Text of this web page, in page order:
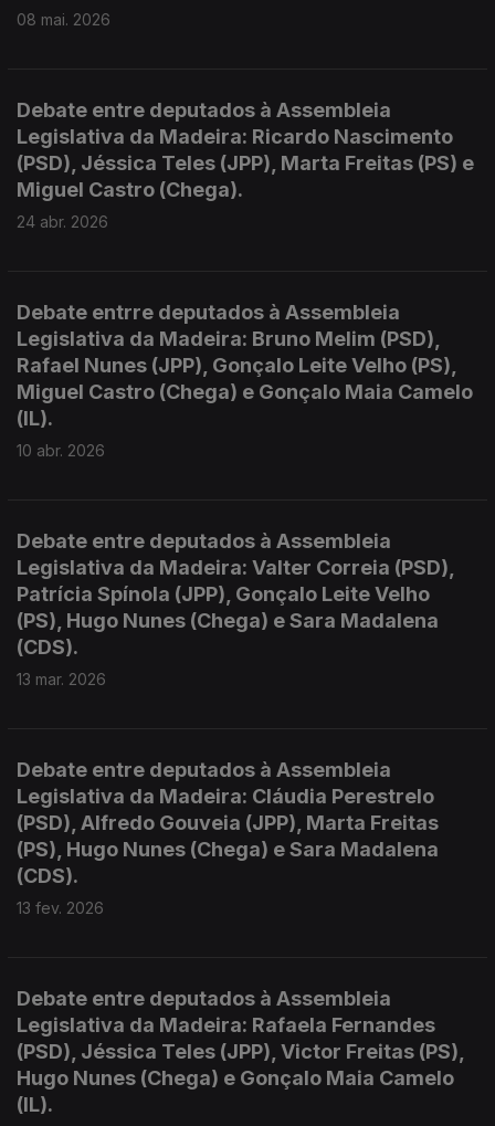
08 mai. 2026
Debate entre deputados à Assembleia
Legislativa da Madeira: Ricardo Nascimento
(PSD), Jéssica Teles (JPP), Marta Freitas (PS) e
Miguel Castro (Chega).
24 abr. 2026
Debate entrre deputados à Assembleia
Legislativa da Madeira: Bruno Melim (PSD),
Rafael Nunes (JPP), Gonçalo Leite Velho (PS),
Miguel Castro (Chega) e Gonçalo Maia Camelo
(IL).
10 abr. 2026
Debate entre deputados à Assembleia
Legislativa da Madeira: Valter Correia (PSD),
Patrícia Spínola (JPP), Gonçalo Leite Velho
(PS), Hugo Nunes (Chega) e Sara Madalena
(CDS).
13 mar. 2026
Debate entre deputados à Assembleia
Legislativa da Madeira: Cláudia Perestrelo
(PSD), Alfredo Gouveia (JPP), Marta Freitas
(PS), Hugo Nunes (Chega) e Sara Madalena
(CDS).
13 fev. 2026
Debate entre deputados à Assembleia
Legislativa da Madeira: Rafaela Fernandes
(PSD), Jéssica Teles (JPP), Victor Freitas (PS),
Hugo Nunes (Chega) e Gonçalo Maia Camelo
(IL).